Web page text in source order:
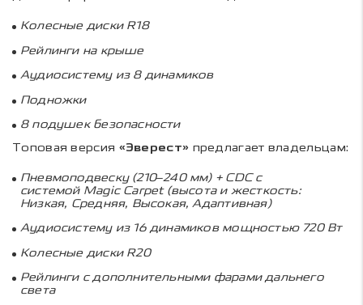
Колесные диски R18
Рейлинги на крыше
Аудиосистему из 8 динамиков
Подножки
8 подушек безопасности
Топовая версия «Эверест» предлагает владельцам:
Пневмоподвеску (210–240 мм) + CDCс
системой Magic Carpet (высота и жесткость:
Низкая, Средняя, Высокая, Адаптивная)
Аудиосистему из 16 динамиков мощностью 720 Вт
Колесные диски R20
Рейлинги с дополнительными фарами дальнего
света